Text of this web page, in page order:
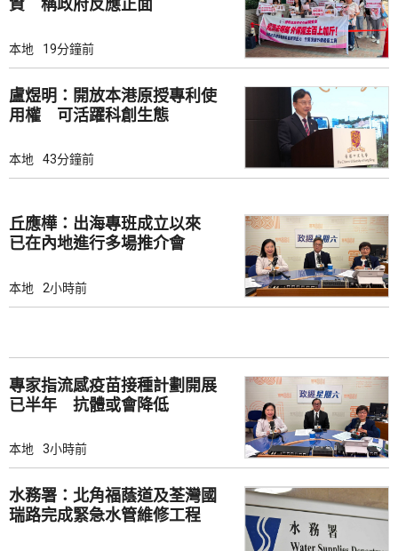
資 稱政府反應正面
本地 19分鐘前
盧煜明：開放本港原授專利使
用權 可活躍科創生態
本地 43分鐘前
丘應樺：出海專班成立以來
已在內地進行多場推介會
本地 2小時前
專家指流感疫苗接種計劃開展
已半年 抗體或會降低
本地 3小時前
水務署：北角福蔭道及荃灣國
瑞路完成緊急水管維修工程